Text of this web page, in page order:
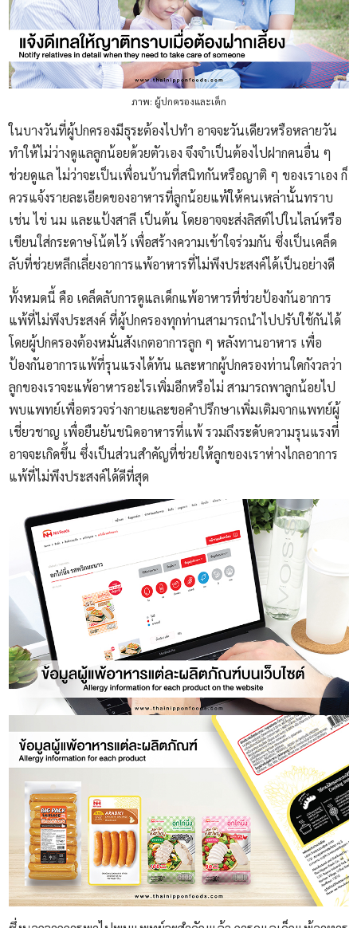
ภาพ: ผู้ปกครองและเด็ก
ในบางวันที่ผู้ปกครองมีธุระต้องไปทำ อาจจะวันเดียวหรือหลายวัน
ทำให้ไม่ว่างดูแลลูกน้อยด้วยตัวเอง จึงจำเป็นต้องไปฝากคนอื่น ๆ
ช่วยดูแล ไม่ว่าจะเป็นเพื่อนบ้านที่สนิทกันหรือญาติ ๆ ของเราเอง ก็
ควรแจ้งรายละเอียดของอาหารที่ลูกน้อยแพ้ให้คนเหล่านั้นทราบ
เช่น ไข่ นม และแป้งสาลี เป็นต้น โดยอาจจะส่งลิสต์ไปในไลน์หรือ
เขียนใส่กระดาษโน้ตไว้ เพื่อสร้างความเข้าใจร่วมกัน ซึ่งเป็นเคล็ด
ลับที่ช่วยหลีกเลี่ยงอาการแพ้อาหารที่ไม่พึงประสงค์ได้เป็นอย่างดี
ทั้งหมดนี้ คือ เคล็ดลับการดูแลเด็กแพ้อาหารที่ช่วยป้องกันอาการ
แพ้ที่ไม่พึงประสงค์ ที่ผู้ปกครองทุกท่านสามารถนำไปปรับใช้กันได้
โดยผู้ปกครองต้องหมั่นสังเกตอาการลูก ๆ หลังทานอาหาร เพื่อ
ป้องกันอาการแพ้ที่รุนแรงได้ทัน และหากผู้ปกครองท่านใดกังวลว่า
ลูกของเราจะแพ้อาหารอะไรเพิ่มอีกหรือไม่ สามารถพาลูกน้อยไป
พบแพทย์เพื่อตรวจร่างกายและขอคำปรึกษาเพิ่มเติมจากแพทย์ผู้
เชี่ยวชาญ เพื่อยืนยันชนิดอาหารที่แพ้ รวมถึงระดับความรุนแรงที่
อาจจะเกิดขึ้น ซึ่งเป็นส่วนสำคัญที่ช่วยให้ลูกของเราห่างไกลอาการ
แพ้ที่ไม่พึงประสงค์ได้ดีที่สุด